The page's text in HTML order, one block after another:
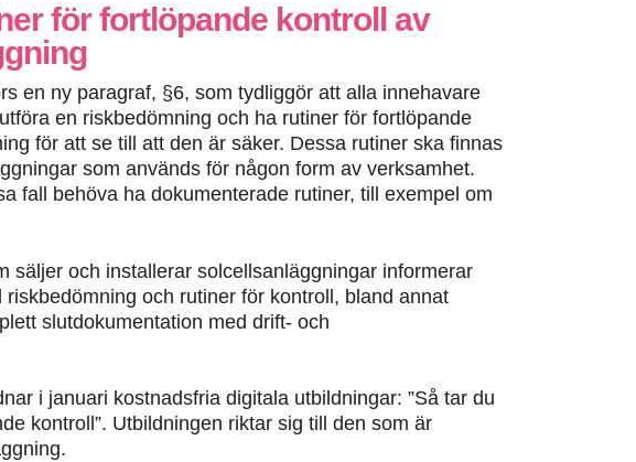
för fortlöpande kontroll av
en ny paragraf, §6, som tydliggör att alla innehavare
en riskbedömning och ha rutiner för fortlöpande
för att se till att den är säker. Dessa rutiner ska finnas
som används för någon form av verksamhet.
fall behöva ha dokumenterade rutiner, till exempel om
säljer och installerar solcellsanläggningar informerar
och rutiner för kontroll, bland annat
slutdokumentation med drift- och
i januari kostnadsfria digitala utbildningar: ”Så tar du
kontroll”. Utbildningen riktar sig till den som är